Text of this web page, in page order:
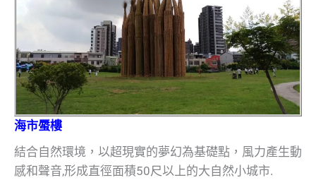
海市蜃樓
結合自然環境，以超現實的夢幻為基礎點，風力產生動
感和聲音,形成直徑面積50尺以上的大自然小城市.